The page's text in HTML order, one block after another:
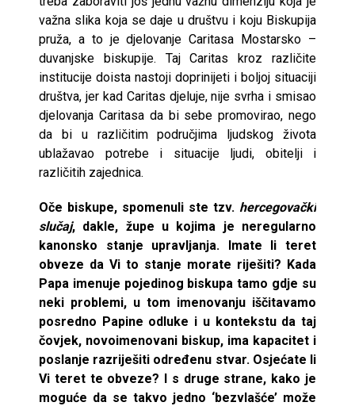
važna slika koja se daje u društvu i koju Biskupija
pruža, a to je djelovanje Caritasa Mostarsko –
duvanjske biskupije. Taj Caritas kroz različite
institucije doista nastoji doprinijeti i boljoj situaciji
društva, jer kad Caritas djeluje, nije svrha i smisao
djelovanja Caritasa da bi sebe promovirao, nego
da bi u različitim područjima ljudskog života
ublažavao potrebe i situacije ljudi, obitelji i
različitih zajednica.
Oče biskupe, spomenuli ste tzv. hercegovački
slučaj, dakle, župe u kojima je neregularno
kanonsko stanje upravljanja. Imate li teret
obveze da Vi to stanje morate riješiti? Kada
Papa imenuje pojedinog biskupa tamo gdje su
neki problemi, u tom imenovanju iščitavamo
posredno Papine odluke i u kontekstu da taj
čovjek, novoimenovani biskup, ima kapacitet i
poslanje razriješiti određenu stvar. Osjećate li
Vi teret te obveze? I s druge strane, kako je
moguće da se takvo jedno ‘bezvlašće’ može